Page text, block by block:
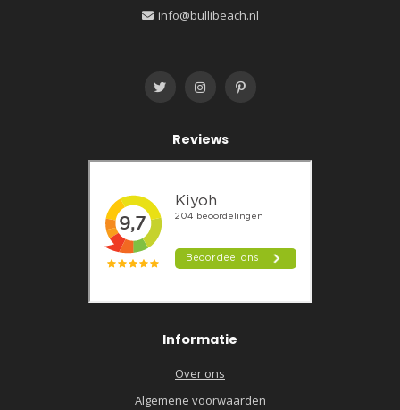
info@bullibeach.nl
Reviews
Informatie
Over ons
Algemene voorwaarden